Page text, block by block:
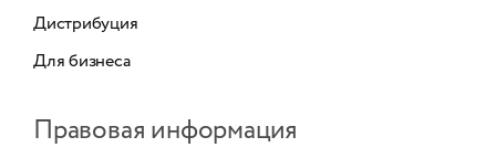
Дистрибуция
Для бизнеса
Правовая информация